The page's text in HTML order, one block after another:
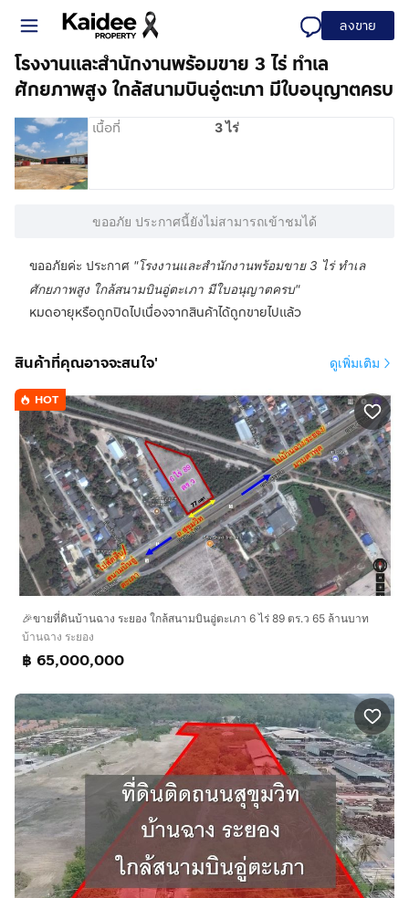
ลงขาย
โรงงานและสำนักงานพร้อมขาย 3 ไร่ ทำเล
ศักยภาพสูง ใกล้สนามบินอู่ตะเภา มีใบอนุญาตครบ
เนื้อที่ 3 ไร่
ขออภัย ประกาศนี้ยังไม่สามารถเข้าชมได้
ขออภัยค่ะ ประกาศ "โรงงานและสำนักงานพร้อมขาย 3 ไร่ ทำเล
ศักยภาพสูง ใกล้สนามบินอู่ตะเภา มีใบอนุญาตครบ"
หมดอายุหรือถูกปิดไปเนื่องจากสินค้าได้ถูกขายไปแล้ว
สินค้าที่คุณอาจจะสนใจ' ดูเพิ่มเติม
HOT
🎉ขายที่ดินบ้านฉาง ระยอง ใกล้สนามบินอู่ตะเภา 6 ไร่ 89 ตร.ว 65 ล้านบาท
บ้านฉาง ระยอง
฿ 65,000,000